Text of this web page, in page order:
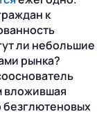
к
ли небольшие
рынка?
вложившая
безглютеновых